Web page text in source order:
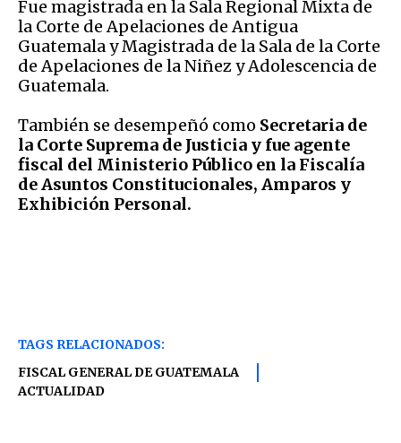
Fue magistrada en la Sala Regional Mixta de
la Corte de Apelaciones de Antigua
Guatemala y Magistrada de la Sala de la Corte
de Apelaciones de la Niñez y Adolescencia de
Guatemala.
También se desempeñó como Secretaria de
la Corte Suprema de Justicia y fue agente
fiscal del Ministerio Público en la Fiscalía
de Asuntos Constitucionales, Amparos y
Exhibición Personal.
TAGS RELACIONADOS:
FISCAL GENERAL DE GUATEMALA
ACTUALIDAD